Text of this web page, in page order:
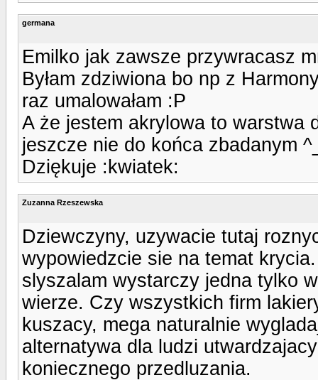
germana
Emilko jak zawsze przywracasz
Byłam zdziwiona bo np z
raz umalowałam :P
A że jestem akrylowa to warstwa
jeszcze nie do końca zbadanym
Dziękuje :kwiatek:
Zuzanna Rzeszewska
Dziewczyny, uzywacie tutaj
wypowiedzcie sie na temat
slyszalam wystarczy jedna tylko
wierze. Czy wszystkich firm
kuszacy, mega naturalnie
alternatywa dla ludzi
koniecznego przedluzania.